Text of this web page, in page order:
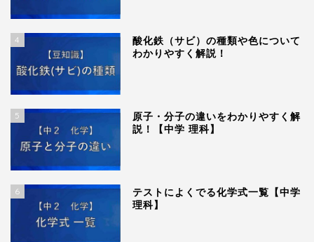
4
酸化鉄（サビ）の種類や色について
わかりやすく解説！
5
原子・分子の違いをわかりやすく解
説！【中学 理科】
6
テストによくでる化学式一覧【中学
理科】